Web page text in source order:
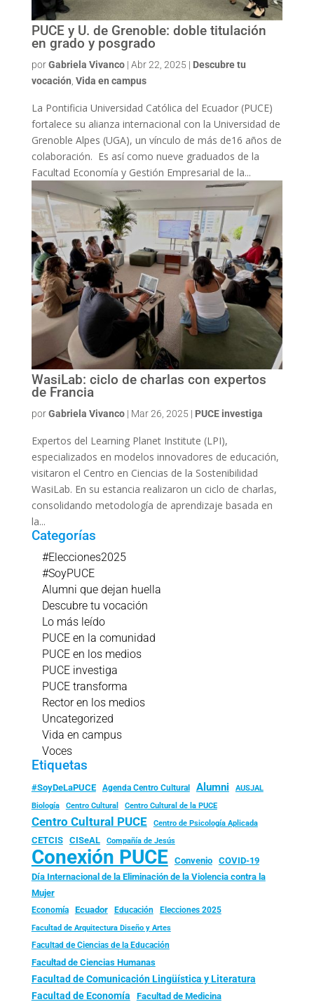
PUCE y U. de Grenoble: doble titulación
en grado y posgrado
porGabriela Vivanco| Abr 22, 2025 | Descubre tu
vocación Vida en campus
La Pontificia Universidad Católica del Ecuador (PUCE)
fortalece su alianza internacional con la Universidad de
Grenoble Alpes (UGA), un vínculo de más de16 años de
colaboración. Es así como nueve graduados de la
Facultad Economía y Gestión Empresarial de la...
WasiLab: ciclo de charlas con expertos
de Francia
porGabriela Vivanco| Mar 26, 2025 | PUCE investiga
Expertos del Learning Planet Institute (LPI),
especializados en modelos innovadores de educación,
visitaron el Centro en Ciencias de la Sostenibilidad
WasiLab. En su estancia realizaron un ciclo de charlas,
consolidando metodología de aprendizaje basada en
la...
Categorías
#Elecciones2025
#SoyPUCE
Alumni que dejan huella
Descubre tu vocación
Lo más leído
PUCE en la comunidad
PUCE en los medios
PUCE investiga
PUCE transforma
Rector en los medios
Uncategorized
Vida en campus
Voces
Etiquetas
#SoyDeLaPUCE Agenda Centro Cultural Alumni
AUSJAL
Biología
Centro Cultural Centro Cultural de la PUCE
Centro Cultural PUCE Centro de Psicología Aplicada
CETCIS CISeAL Compañía de Jesús
Conexión PUCE Convenio
COVID-19
Día Internacional de la Eliminación de la Violencia contra la
Mujer
Economía Ecuador Educación Elecciones 2025
Facultad de Arquitectura Diseño y Artes
Facultad de Ciencias de la Educación
Facultad de Ciencias Humanas
Facultad de Comunicación Lingüística y Literatura
Facultad de Economía Facultad de Medicina